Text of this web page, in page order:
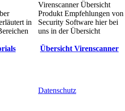
in
Virenscanner Übersicht
Produkt Empfehlungen von
Security Software hier bei
uns in der Übersicht
Übersicht Virenscanner
Datenschutz